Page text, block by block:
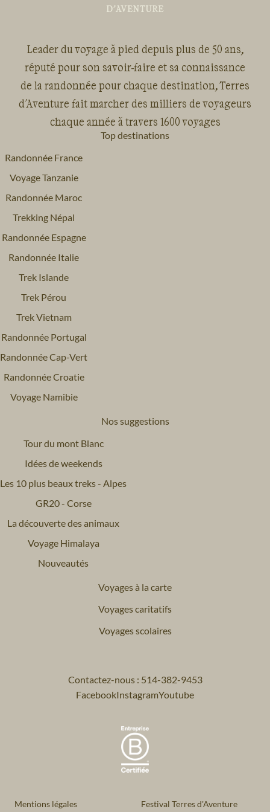
Leader du voyage à pied depuis plus de 50 ans,
réputé pour son savoir-faire et sa connaissance
de la randonnée pour chaque destination, Terres
d'Aventure fait marcher des milliers de voyageurs
chaque année à travers 1600 voyages
Top destinations
Randonnée France
Voyage Tanzanie
Randonnée Maroc
Trekking Népal
Randonnée Espagne
Randonnée Italie
Trek Islande
Trek Pérou
Trek Vietnam
Randonnée Portugal
Randonnée Cap-Vert
Randonnée Croatie
Voyage Namibie
Nos suggestions
Tour du mont Blanc
Idées de weekends
Les 10 plus beaux treks - Alpes
GR20 - Corse
La découverte des animaux
Voyage Himalaya
Nouveautés
Voyages à la carte
Voyages caritatifs
Voyages scolaires
Contactez-nous : 514-382-9453
FacebookInstagramYoutube
Mentions légales Festival Terres d'Aventure